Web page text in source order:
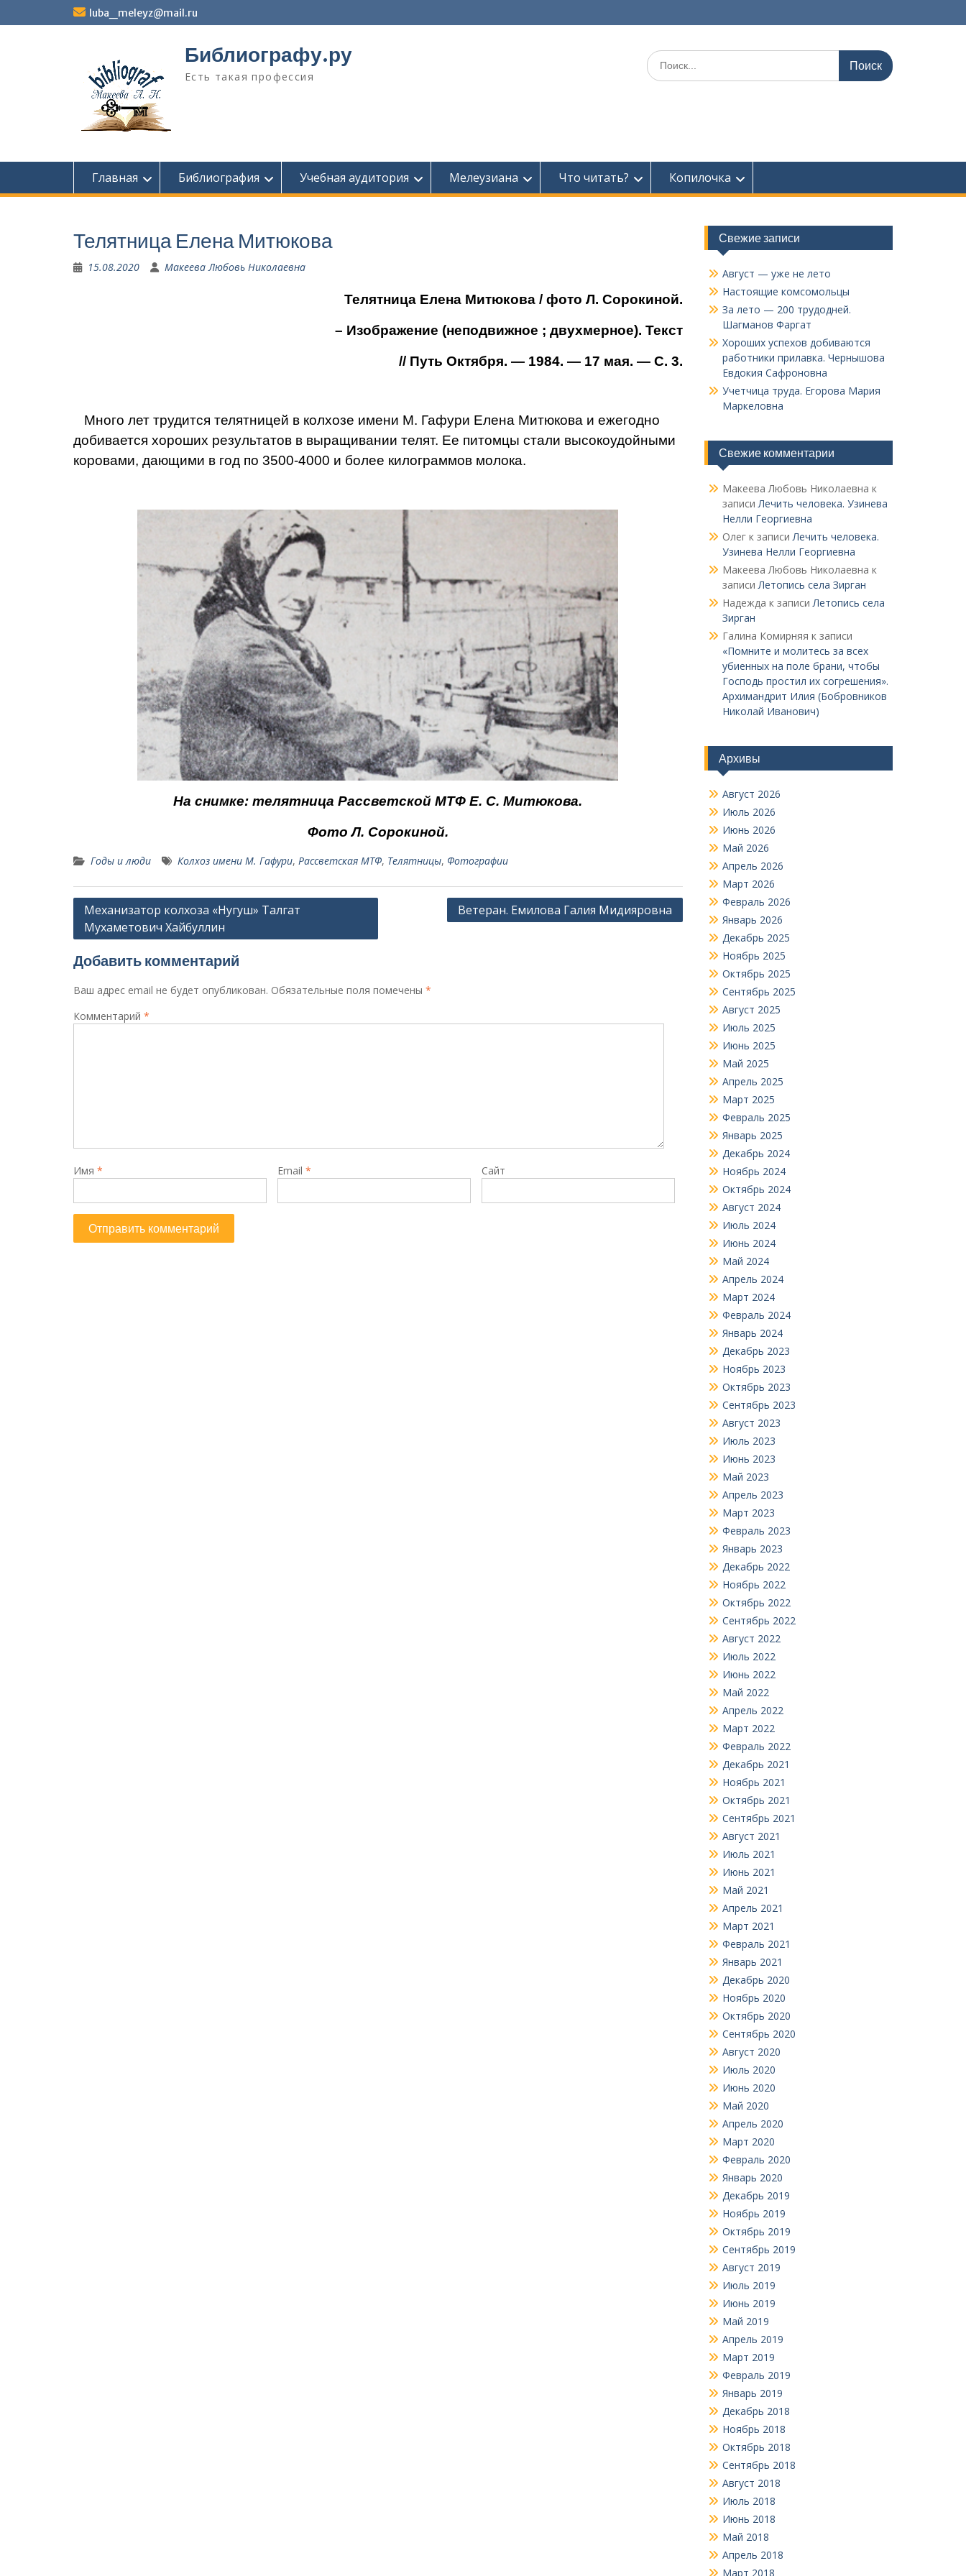
к
luba_meleyz@mail.ru
Библиографу.ру
Есть такая профессия
Поиск
по:
Главная Библиография Учебная аудитория Мелеузиана Что читать? Копилочка
Телятница Елена Митюкова
15.08.2020 Макеева Любовь Николаевна
Телятница Елена Митюкова / фото Л. Сорокиной.
– Изображение (неподвижное ; двухмерное). Текст
// Путь Октября. — 1984. — 17 мая. — С. 3.
Много лет трудится телятницей в колхозе имени М. Гафури Елена Митюкова и ежегодно
добивается хороших результатов в выращивании телят. Ее питомцы стали высокоудойными
коровами, дающими в год по 3500-4000 и более килограммов молока.
На снимке: телятница Рассветской МТФ Е. С. Митюкова.
Фото Л. Сорокиной.
Годы и люди Колхоз име­ни М. Гафури, Рассветская МТФ, Телятницы, Фотографии
Навигация
по
записям
Механизатор колхоза «Нугуш» Талгат
Мухаметович Хайбуллин
Ветеран. Емилова Галия Мидияровна
Добавить комментарий
Ваш адрес email не будет опубликован. Обязательные поля помечены *
Комментарий *
Имя * Email * Сайт
Свежие записи
Август — уже не лето
Настоящие комсомольцы
За лето — 200 трудодней.
Шагманов Фаргат
Хороших успехов добиваются
работники прилавка. Чер­нышова
Евдокия Сафроновна
Учетчица труда. Его­рова Мария
Маркеловна
Свежие комментарии
Макеева Любовь Николаевна к
записиЛечить человека. Узинева
Нелли Георгиевна
Олегк записиЛечить человека.
Узинева Нелли Георгиевна
Макеева Любовь Николаевна к
записиЛетопись села Зирган
Надежда к записиЛетопись села
Зирган
Галина Комирняя к записи
«Помните и молитесь за всех
убиенных на поле брани, чтобы
Господь простил их согрешения».
Архимандрит Илия (Бобровников
Николай Иванович)
Архивы
Август 2026
Июль 2026
Июнь 2026
Май 2026
Апрель 2026
Март 2026
Февраль 2026
Январь 2026
Декабрь 2025
Ноябрь 2025
Октябрь 2025
Сентябрь 2025
Август 2025
Июль 2025
Июнь 2025
Май 2025
Апрель 2025
Март 2025
Февраль 2025
Январь 2025
Декабрь 2024
Ноябрь 2024
Октябрь 2024
Август 2024
Июль 2024
Июнь 2024
Май 2024
Апрель 2024
Март 2024
Февраль 2024
Январь 2024
Декабрь 2023
Ноябрь 2023
Октябрь 2023
Сентябрь 2023
Август 2023
Июль 2023
Июнь 2023
Май 2023
Апрель 2023
Март 2023
Февраль 2023
Январь 2023
Декабрь 2022
Ноябрь 2022
Октябрь 2022
Сентябрь 2022
Август 2022
Июль 2022
Июнь 2022
Май 2022
Апрель 2022
Март 2022
Февраль 2022
Декабрь 2021
Ноябрь 2021
Октябрь 2021
Сентябрь 2021
Август 2021
Июль 2021
Июнь 2021
Май 2021
Апрель 2021
Март 2021
Февраль 2021
Январь 2021
Декабрь 2020
Ноябрь 2020
Октябрь 2020
Сентябрь 2020
Август 2020
Июль 2020
Июнь 2020
Май 2020
Апрель 2020
Март 2020
Февраль 2020
Январь 2020
Декабрь 2019
Ноябрь 2019
Октябрь 2019
Сентябрь 2019
Август 2019
Июль 2019
Июнь 2019
Май 2019
Апрель 2019
Март 2019
Февраль 2019
Январь 2019
Декабрь 2018
Ноябрь 2018
Октябрь 2018
Сентябрь 2018
Август 2018
Июль 2018
Июнь 2018
Май 2018
Апрель 2018
Март 2018